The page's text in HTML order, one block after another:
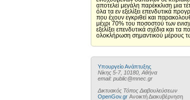
αποτελεί μεγάλη παρέκκλιση μια
όλα τα εν εξελίξει επενδυτικά
που έχουν εγκριθεί και
μέχρι 70% του ποσοστού των
εξελίξει επενδυτικά σχέδια και
ολοκλήρωση σημαντικού μέρους
Υπουργείο Ανάπτυξης
Νίκης 5-7, 10180, Αθήνα
email: public@mnec.gr
Δικτυακός Τόπος Διαβουλεύσεων
OpenGov.gr Ανοικτή Διακυβέρνηση